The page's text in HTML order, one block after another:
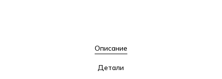
Описание
Детали